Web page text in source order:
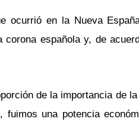
ocurrió en la Nueva
española y, de
de la importancia de
fuimos una potencia